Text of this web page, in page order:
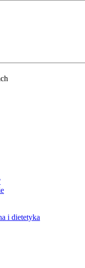
i dietetyka